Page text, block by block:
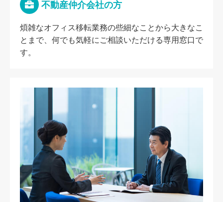
不動産仲介会社の方
煩雑なオフィス移転業務の些細なことから大きなこ
とまで、何でも気軽にご相談いただける専用窓口で
す。